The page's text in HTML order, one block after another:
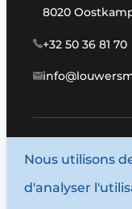
8020
+32 50 36 81 70
©
Nous utilisons
d'analyser